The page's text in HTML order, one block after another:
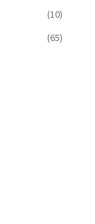
(10)
(65)